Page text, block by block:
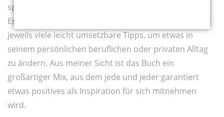
spannende Geschichten aus seiner jahrzehntelangen
Erfahrung als Coach und Trainer. Dazu gibt es von mir
jeweils viele leicht umsetzbare Tipps, um etwas in
seinem persönlichen beruflichen oder privaten Alltag
zu ändern. Aus meiner Sicht ist das Buch ein
großartiger Mix, aus dem jede und jeder garantiert
etwas positives als Inspiration für sich mitnehmen
wird.